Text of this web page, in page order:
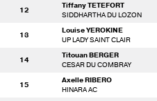
12
Tiffany TETEFORT
SIDDHARTHA DU LOZON
13
Louise YEROKINE
UP LADY SAINT CLAIR
14
Titouan BERGER
CESAR DU COMBRAY
15
Axelle RIBERO
HINARA AC